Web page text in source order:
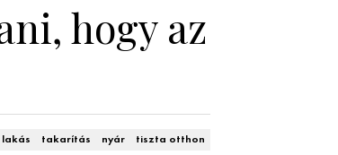
hogy az
lakás takarítás nyár tiszta otthon